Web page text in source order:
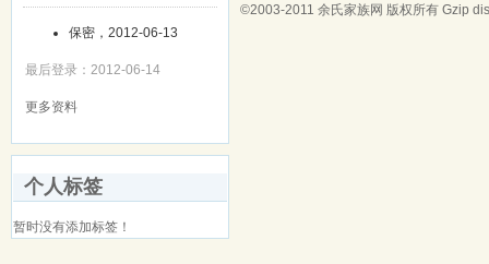
保密，2012-06-13
最后登录：2012-06-14
更多资料
个人标签
暂时没有添加标签！
©2003-2011 余氏家族网 版权所有 Gzip